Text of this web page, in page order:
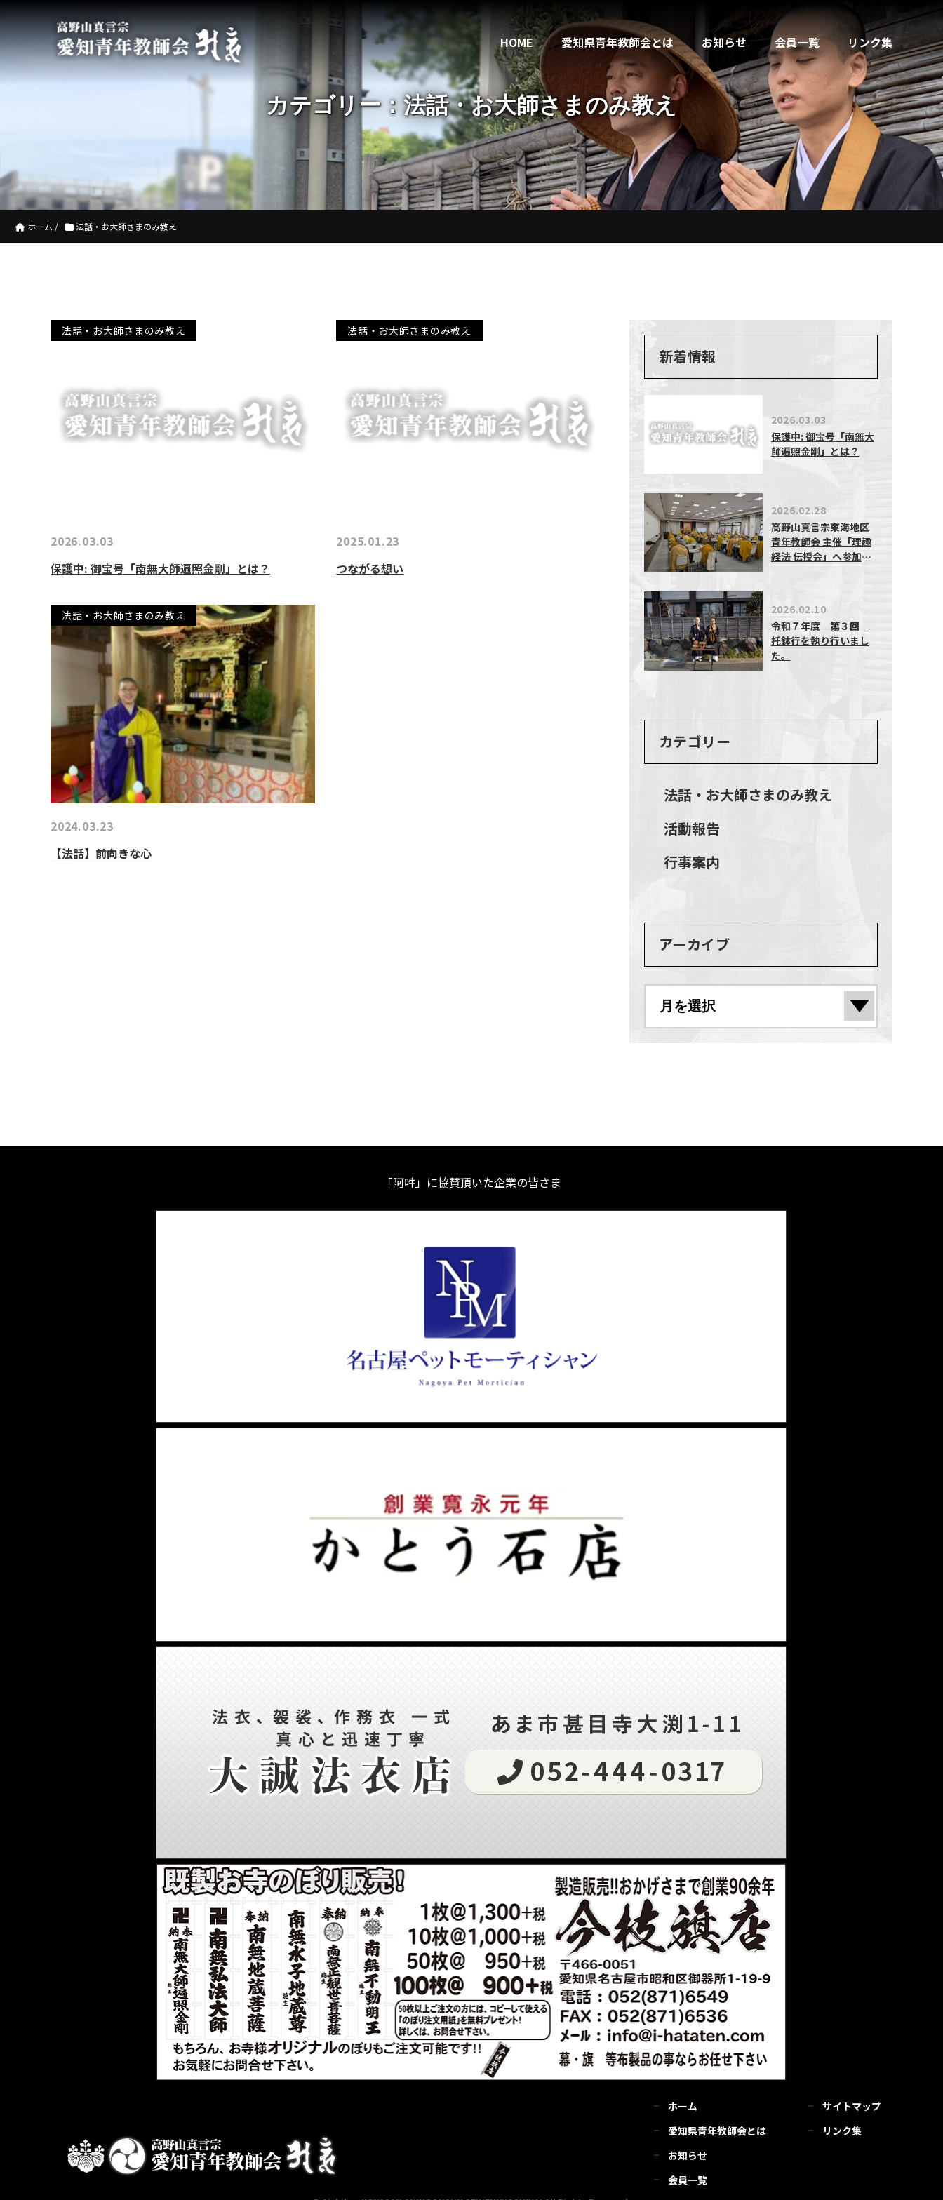
HOME 愛知県青年教師会とは お知らせ 会員一覧 リンク集
カテゴリー：法話・お大師さまのみ教え
ホーム / 法話・お大師さまのみ教え
法話・お大師さまのみ教え
2026.03.03
保護中: 御宝号「南無大師遍照金剛」とは？
法話・お大師さまのみ教え
2025.01.23
つながる想い
法話・お大師さまのみ教え
2024.03.23
【法話】前向きな心
新着情報
2026.03.03
保護中: 御宝号「南無大
師遍照金剛」とは？
2026.02.28
高野山真言宗東海地区
青年教師会 主催「理趣
経法 伝授会」へ参加し
2026.02.10
令和７年度 第３回
托鉢行を執り行いまし
た。
カテゴリー
法話・お大師さまのみ教え
活動報告
行事案内
アーカイブ
「阿吽」に協賛頂いた企業の皆さま
ホーム
愛知県青年教師会とは
お知らせ
会員一覧
サイトマップ
リンク集